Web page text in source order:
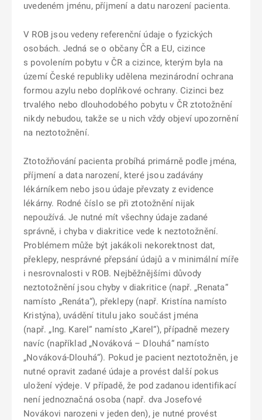
uvedeném jménu, příjmení a datu narození pacienta.
V ROB jsou vedeny referenční údaje o fyzických
osobách. Jedná se o občany ČR a EU, cizince
s povolením pobytu v ČR a cizince, kterým byla na
území České republiky udělena mezinárodní ochrana
formou azylu nebo doplňkové ochrany. Cizinci bez
trvalého nebo dlouhodobého pobytu v ČR ztotožnění
nikdy nebudou, takže se u nich vždy objeví upozornění
na neztotožnění.
Ztotožňování pacienta probíhá primárně podle jména,
příjmení a data narození, které jsou zadávány
lékárníkem nebo jsou údaje převzaty z evidence
lékárny. Rodné číslo se při ztotožnění nijak
nepoužívá. Je nutné mít všechny údaje zadané
správně, i chyba v diakritice vede k neztotožnění.
Problémem může být jakákoli nekorektnost dat,
překlepy, nesprávné přepsání údajů a v minimální míře
i nesrovnalosti v ROB. Nejběžnějšími důvody
neztotožnění jsou chyby v diakritice (např. „Renata“
namísto „Renáta“), překlepy (např. Kristína namísto
Kristýna), uvádění titulu jako součást jména
(např. „Ing. Karel“ namísto „Karel“), případně mezery
navíc (například „Nováková – Dlouhá“ namísto
„Nováková-Dlouhá“). Pokud je pacient neztotožněn, je
nutné opravit zadané údaje a provést další pokus
uložení výdeje. V případě, že pod zadanou identifikací
není jednoznačná osoba (např. dva Josefové
Novákovi narozeni v jeden den), je nutné provést